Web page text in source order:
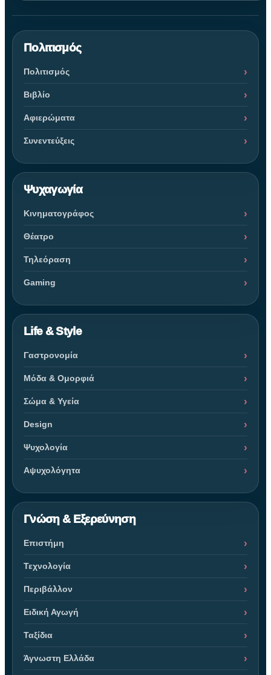
Πολιτισμός
Πολιτισμός
Βιβλίο
Αφιερώματα
Συνεντεύξεις
Ψυχαγωγία
Κινηματογράφος
Θέατρο
Τηλεόραση
Gaming
Life & Style
Γαστρονομία
Μόδα & Ομορφιά
Σώμα & Υγεία
Design
Ψυχολογία
Αψυχολόγητα
Γνώση & Εξερεύνηση
Επιστήμη
Τεχνολογία
Περιβάλλον
Ειδική Αγωγή
Ταξίδια
Άγνωστη Ελλάδα